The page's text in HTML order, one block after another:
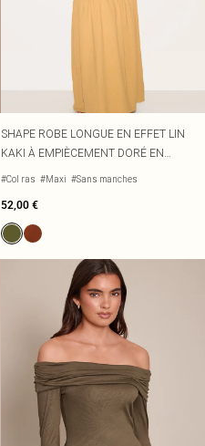
SHAPE ROBE LONGUE EN EFFET LIN
KAKI À EMPIÈCEMENT DORÉ EN
VAGUES ET TAILLE TOMBANTE
#Col ras #Maxi #Sans manches
52,00 €